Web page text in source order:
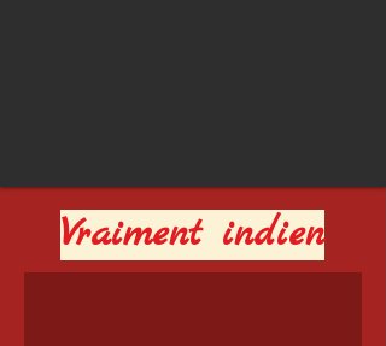
Vraiment indien